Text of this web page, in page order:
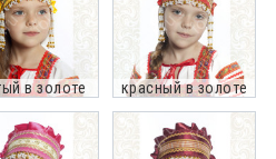
в золоте красный в золоте